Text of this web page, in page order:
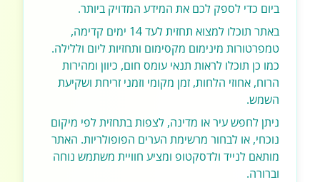
ביום כדי לספק לכם את המידע המדויק ביותר.
באתר תוכלו למצוא תחזית לעד 14 ימים קדימה,
טמפרטורות מינימום מקסימום ותחזיות ליום וללילה.
כמו כן תוכלו לראות תנאי עומס חום, כיוון ומהירות
הרוח, אחוזי הלחות, זמן מקומי וזמני זריחת ושקיעת
השמש.
ניתן לחפש עיר או מדינה, לצפות בתחזית לפי מיקום
נוכחי, או לבחור מרשימת הערים הפופולריות. האתר
מותאם לנייד ולדסקטופ ומציע חוויית משתמש נוחה
וברורה.